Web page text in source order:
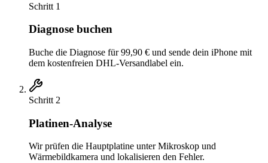
Schritt 1
Diagnose buchen
Buche die Diagnose für 99,90 € und sende dein iPhone mit
dem kostenfreien DHL-Versandlabel ein.
Schritt 2
Platinen-Analyse
Wir prüfen die Hauptplatine unter Mikroskop und
Wärmebildkamera und lokalisieren den Fehler.